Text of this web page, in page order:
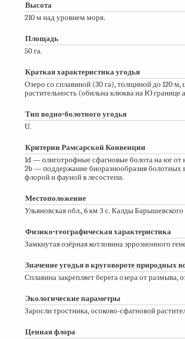
Высота
210 м над уровнем моря.
Площадь
50 га.
Краткая характеристика угодья
Озеро со сплавиной (30 га), толщиной до 120
растительность (обильна клюква на Ю
Тип водно-болотного угодья
U.
Критерии Рамсарской Конвенции
1d — олиготрофные сфагновые болота на юг
2b — поддержание биоразнообразия болотных
флорой и фауной в лесостепи.
Местоположение
Ульяновская обл., 6 км З с. Калды Барышевского
Физико-географическая характеристика
Замкнутая озёрная котловина эррозионного
Значение угодья в круговороте природных
Сплавина закрепляет берега озера от
Экологические параметры
Заросли тростника, осоково-сфагновой
Ценная флора